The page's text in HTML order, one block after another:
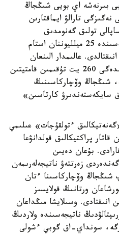
بىرنەشە اي بويى شىڭجاڭ
تارالۋ ايماقتارىن
ساپالى تولىق گەنومدىق
سەكۆەنيرلەۋ جۇرگىزدى. ناتيجەسىندە 25 ميلليوننان استام
عالىمدار الىنعان
اۋقىمدى دەرەكتەردى جەر بەتىندەگى 260 يت تۇقىمىن قامتيتىن
شىڭجاڭ وۆچاركاسىنىڭ
سايكەستەندىرۋ كارتاسىن»
ءتولقۇجات» عىلىمي
پراكتيكالىق قولدانۋعا
بۇعان دەيىن
زەرتتەۋ ناتيجەلەرىمەن
شىڭجاڭ وۆچاركاسىنا ءتان
ورتانىڭ قولايسىز
انىقتادى. وسىلايشا مىڭداعان
ناتيجەسىندە ولاردىڭ
سونداي-اق گوبي ءشولى